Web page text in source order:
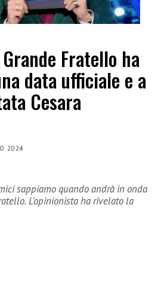
Fratello ha
data ufficiale e a
Cesara
2024
sappiamo quando andrà in onda
L’opinionista ha rivelato la